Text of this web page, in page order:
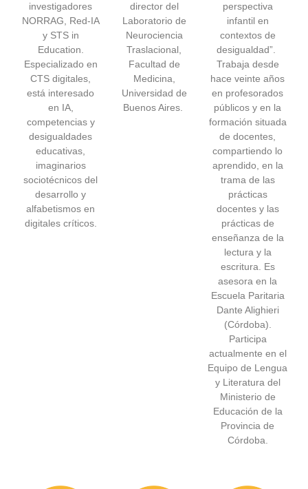
investigadores
NORRAG, Red-IA
y STS in
Education.
Especializado en
CTS digitales,
está interesado
en IA,
competencias y
desigualdades
educativas,
imaginarios
sociotécnicos del
desarrollo y
alfabetismos en
digitales críticos.
director del
Laboratorio de
Neurociencia
Traslacional,
Facultad de
Medicina,
Universidad de
Buenos Aires.
perspectiva
infantil en
contextos de
desigualdad”.
Trabaja desde
hace veinte años
en profesorados
públicos y en la
formación situada
de docentes,
compartiendo lo
aprendido, en la
trama de las
prácticas
docentes y las
prácticas de
enseñanza de la
lectura y la
escritura. Es
asesora en la
Escuela Paritaria
Dante Alighieri
(Córdoba).
Participa
actualmente en el
Equipo de Lengua
y Literatura del
Ministerio de
Educación de la
Provincia de
Córdoba.